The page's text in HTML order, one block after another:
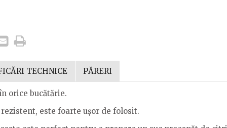
TECHNICE PĂRERI
orice bucătărie.
este foarte ușor de folosit.